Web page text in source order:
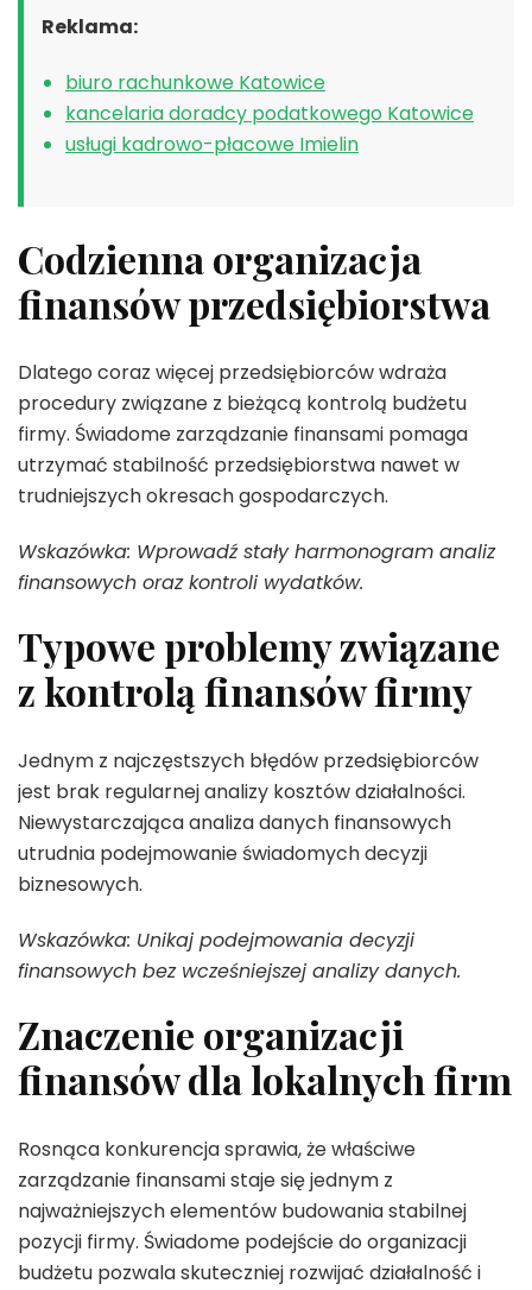
Reklama:
biuro rachunkowe Katowice
kancelaria doradcy podatkowego Katowice
usługi kadrowo-płacowe Imielin
Codzienna organizacja
finansów przedsiębiorstwa
Dlatego coraz więcej przedsiębiorców wdraża
procedury związane z bieżącą kontrolą budżetu
firmy. Świadome zarządzanie finansami pomaga
utrzymać stabilność przedsiębiorstwa nawet w
trudniejszych okresach gospodarczych.
Wskazówka: Wprowadź stały harmonogram analiz
finansowych oraz kontroli wydatków.
Typowe problemy związane
z kontrolą finansów firmy
Jednym z najczęstszych błędów przedsiębiorców
jest brak regularnej analizy kosztów działalności.
Niewystarczająca analiza danych finansowych
utrudnia podejmowanie świadomych decyzji
biznesowych.
Wskazówka: Unikaj podejmowania decyzji
finansowych bez wcześniejszej analizy danych.
Znaczenie organizacji
finansów dla lokalnych firm
Rosnąca konkurencja sprawia, że właściwe
zarządzanie finansami staje się jednym z
najważniejszych elementów budowania stabilnej
pozycji firmy. Świadome podejście do organizacji
budżetu pozwala skuteczniej rozwijać działalność i